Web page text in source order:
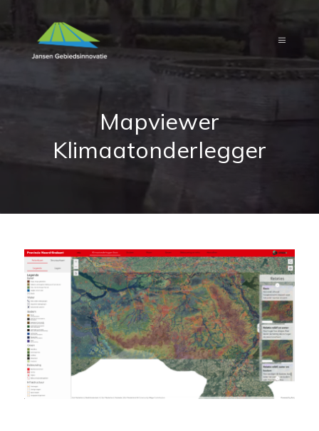
Mapviewer
Klimaatonderlegger